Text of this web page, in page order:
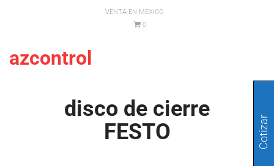
VENTA EN MEXICO
0
azcontrol
disco de cierre
FESTO
Cotizar